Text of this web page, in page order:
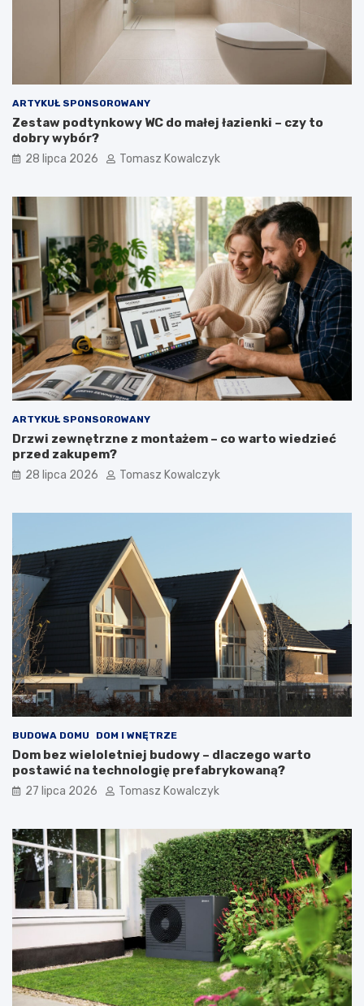
ARTYKUŁ SPONSOROWANY
Zestaw podtynkowy WC do małej łazienki – czy to
dobry wybór?
28 lipca 2026 Tomasz Kowalczyk
ARTYKUŁ SPONSOROWANY
Drzwi zewnętrzne z montażem – co warto wiedzieć
przed zakupem?
28 lipca 2026 Tomasz Kowalczyk
BUDOWA DOMU DOM I WNĘTRZE
Dom bez wieloletniej budowy – dlaczego warto
postawić na technologię prefabrykowaną?
27 lipca 2026 Tomasz Kowalczyk